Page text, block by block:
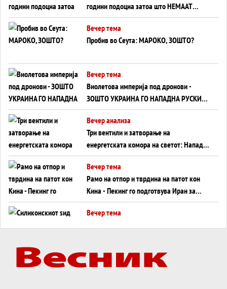
години подоцна затоа што НЕМААТ
ВНУЦИ ДА ГИ ЗАМЕНАТ
Вечер тема
Пробив во Сеута: МАРОКО, ЗОШТО?
Вечер тема
Виолетова империја под дронови -
ЗОШТО УКРАИНА ГО НАПАДНА РУСКИОТ
WILDBERRIES
Вечер анализа
Три вентили и затворање на
енергетската комора на светот: Нападот
во Суец најавува глобален енергетски
инфаркт?
Вечер тема
Рамо на отпор и тврдина на патот кон
Кина - Пекинг го подготвува Иран за
американска копнена инвазија
Вечер тема
Вечер тема
Трамп тврди дека повторно „разговара“